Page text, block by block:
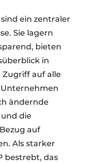
ein zentraler
Sie lagern
bieten
in
auf alle
ändernde
die
auf
Als starker
bestrebt, das